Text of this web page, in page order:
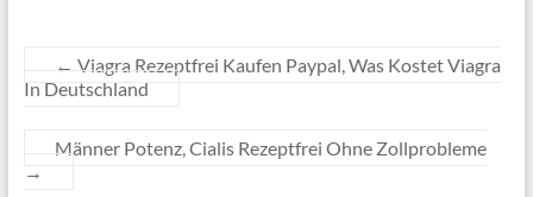
← Viagra Rezeptfrei Kaufen Paypal, Was Kostet Viagra
In Deutschland
Männer Potenz, Cialis Rezeptfrei Ohne Zollprobleme
→